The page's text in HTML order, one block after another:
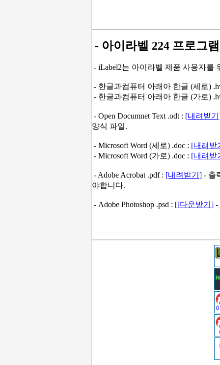
- 아이라벨 224 프로그
- iLabel2는 아이라벨 제품 사용자
- 한글과컴퓨터 아래아 한글 (세로)
- 한글과컴퓨터 아래아 한글 (가로)
- Open Documnet Text .odt : [내려받
양식 파일.
- Microsoft Word (세로) .doc : [내려받
- Microsoft Word (가로) .doc : [내려받
- Adobe Acrobat .pdf : [내려받기] - 출
야합니다.
- Adobe Photoshop .psd : [[다운받기] -